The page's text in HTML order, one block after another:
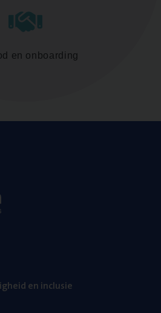
en onboarding
en inclusie